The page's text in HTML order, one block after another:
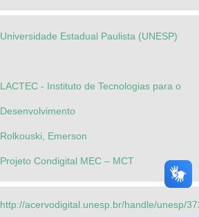
Universidade Estadual Paulista (UNESP)
LACTEC - Instituto de Tecnologias para o
Desenvolvimento
Rolkouski, Emerson
Projeto Condigital MEC – MCT
http://acervodigital.unesp.br/handle/unesp/